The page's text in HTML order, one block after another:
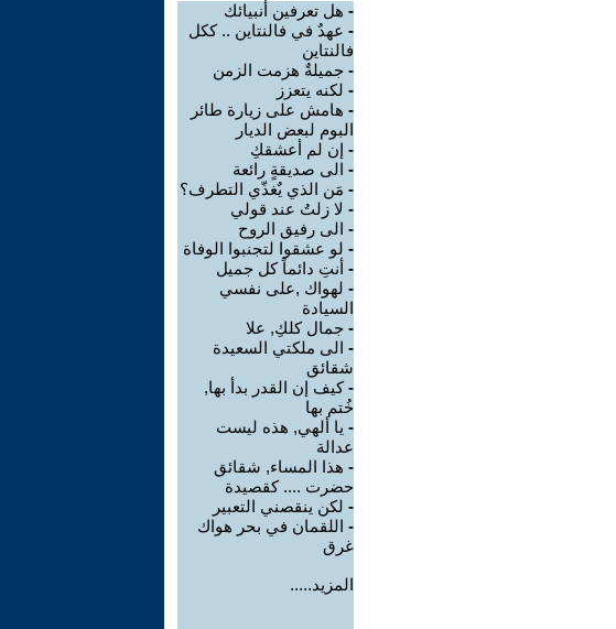
- هل تعرفين أنبيائك
- عهدٌ في فالنتاين .. ككل
فالنتاين
- جميلةٌ هزمت الزمن
- لكنه يتعزز
- هامش على زيارة طائر
البوم لبعض الديار
- إن لم أعشقكِ
- الى صديقةٍ رائعة
- مَن الذي يٌغذّي التطرف؟
- لا زلتُ عند قولي
- الى رفيق الروح
- لو عشقوا لتجنبوا الوفاة
- أنتِ دائماً كل جميل
- لهواك ,على نفسي
السيادة
- جمال كلكِ, علا
- الى ملكتي السعيدة
شقائق
-كيف إن القدر بدأ بها,
خُتم بها
- يا ألهي, هذه ليست
عدالة
- هذا المساء, شقائق
حضرت .... كقصيدة
- لكن ينقصني التعبير
- اللقمان في بحر هواك
غرق
المزيد.....